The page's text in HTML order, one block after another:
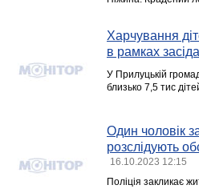
Харчування
в рамках
У Прилуцькій
близько 7,5 тис
Один чоловік
розслідують
16.10.2023 12:15
Поліція закликає